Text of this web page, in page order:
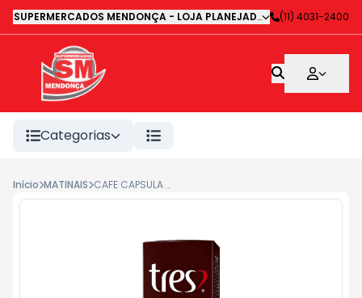
SUPERMERCADOS MENDONÇA - LOJA PLANEJADA 1-Avenida
(11) 4031-2400
Categorias
Início MATINAIS CAFE CAPSULA 3 CORAÇÕES CHOCOLATTO 110G